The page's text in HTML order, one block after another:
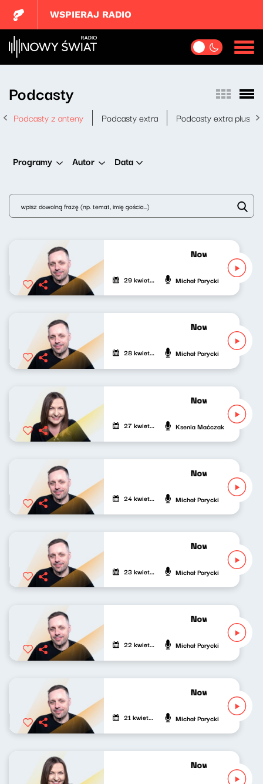
WSPIERAJ RADIO
Podcasty
Podcasty z anteny Podcasty extra Podcasty extra plus
Programy Autor Data
Nowy Świat po
29 kwietnia 2026 Michał Porycki
Nowy Świat po
28 kwietnia 2026 Michał Porycki
Nowy Świat po
27 kwietnia 2026 Ksenia Maćczak
Nowy Świat po
24 kwietnia 2026 Michał Porycki
Nowy Świat po
23 kwietnia 2026 Michał Porycki
Nowy Świat po
22 kwietnia 2026 Michał Porycki
Nowy Świat po
21 kwietnia 2026 Michał Porycki
Nowy Świat po